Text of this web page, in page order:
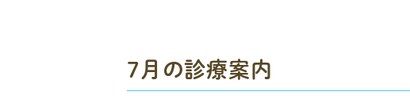
7月の診療案内